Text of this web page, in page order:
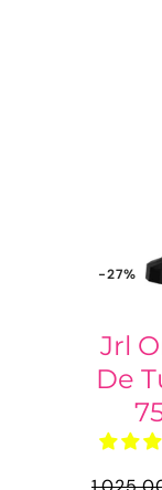
-27%
Jrl
De